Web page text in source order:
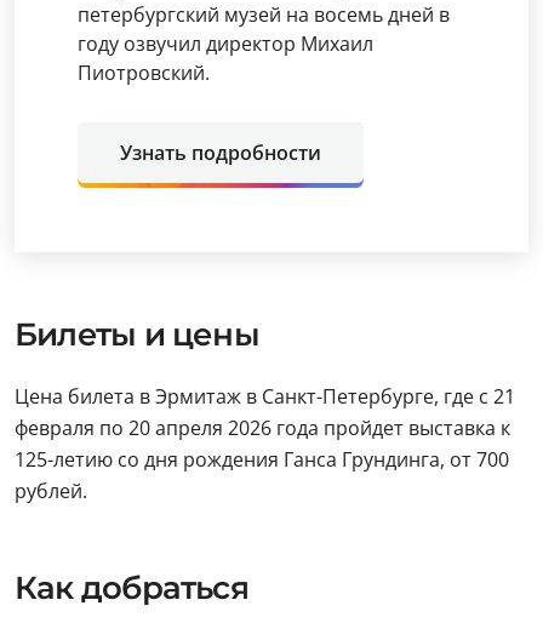
петербургский музей на восемь дней в
году озвучил директор Михаил
Пиотровский.
Узнать подробности
Билеты и цены
Цена билета в Эрмитаж в Санкт-Петербурге, где с 21
февраля по 20 апреля 2026 года пройдет выставка к
125-летию со дня рождения Ганса Грундинга, от 700
рублей.
Как добраться